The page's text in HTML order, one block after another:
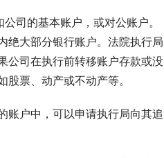
司的基本账户，或对公账户。
绝大部分银行账户。法院执行局
公司在执行前转移账户存款或没
票、动产或不动产等。
账户中，可以申请执行局向其追